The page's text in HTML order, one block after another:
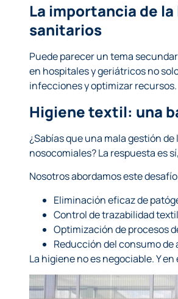
La importancia de
sanitarios
Puede parecer un tema
en hospitales y geriátricos no
infecciones y optimizar recursos.
Higiene textil: una
¿Sabías que una mala gestión
nosocomiales? La respuesta es
Nosotros abordamos este
Eliminación eficaz de
Control de trazabilidad textil
Optimización de procesos
Reducción del consumo de
La higiene no es negociable. Y